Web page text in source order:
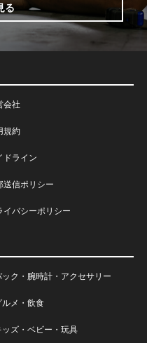
る
会社
規約
ドライン
送信ポリシー
イバシーポリシー
ック・腕時計・アクセサリー
ルメ・飲食
ッズ・ベビー・玩具